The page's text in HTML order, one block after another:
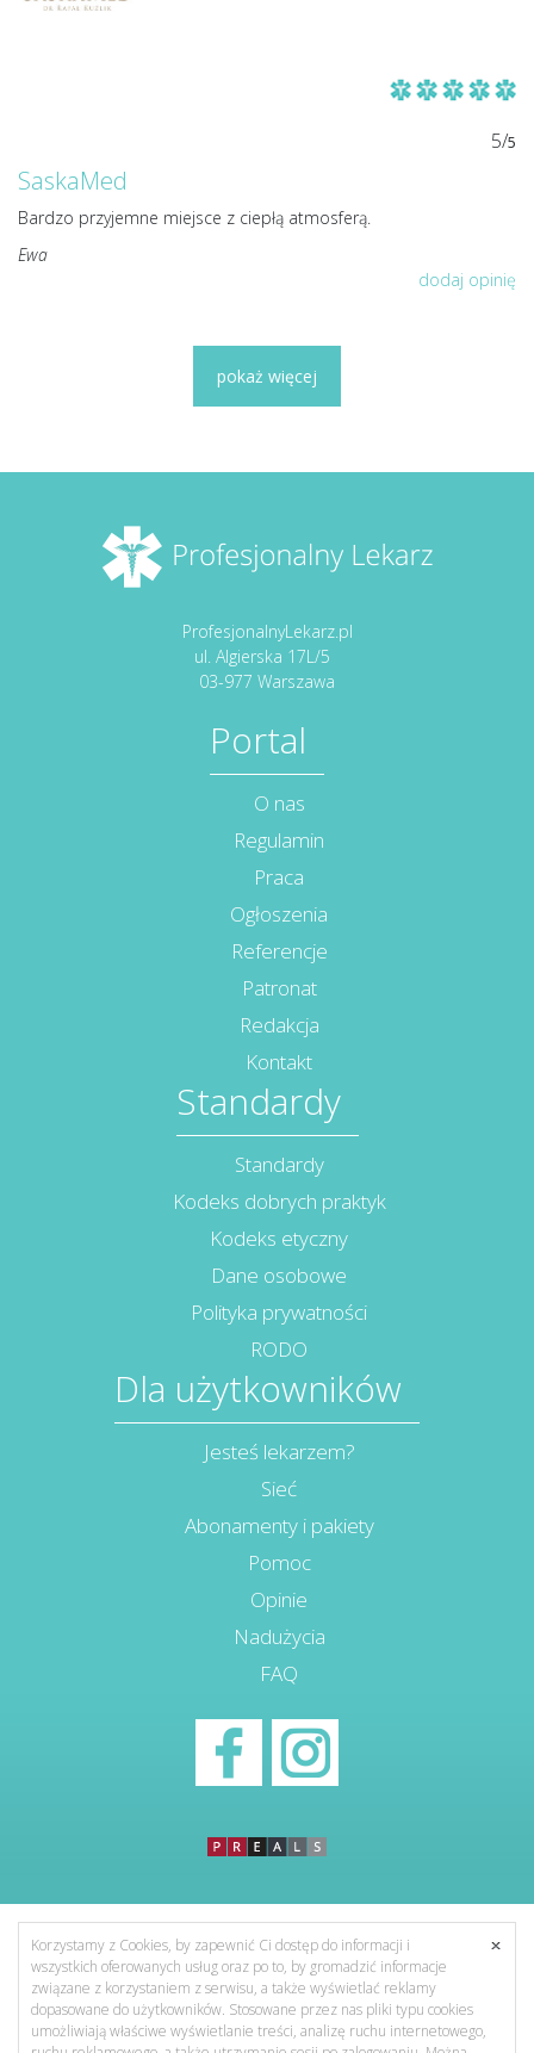
5/5
SaskaMed
Bardzo przyjemne miejsce z ciepłą atmosferą.
Ewa
dodaj opinię
pokaż więcej
ProfesjonalnyLekarz.pl
ul. Algierska 17L/5
03-977 Warszawa
Portal
O nas
Regulamin
Praca
Ogłoszenia
Referencje
Patronat
Redakcja
Kontakt
Standardy
Standardy
Kodeks dobrych praktyk
Kodeks etyczny
Dane osobowe
Polityka prywatności
RODO
Dla użytkowników
Jesteś lekarzem?
Sieć
Abonamenty i pakiety
Pomoc
Opinie
Nadużycia
FAQ
Korzystamy z Cookies, by zapewnić Ci dostęp do informacji i
wszystkich oferowanych usług oraz po to, by gromadzić informacje
związane z korzystaniem z serwisu, a także wyświetlać reklamy
dopasowane do użytkowników. Stosowane przez nas pliki typu cookies
umożliwiają właściwe wyświetlanie treści, analizę ruchu internetowego,